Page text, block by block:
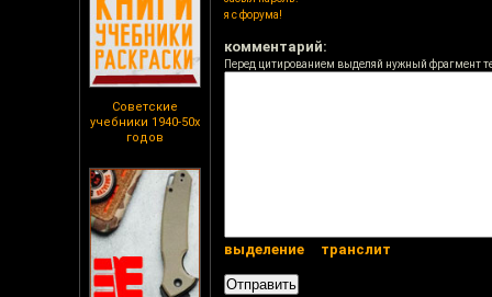
Советские
учебники 1940-50х
годов
я с форума!
комментарий:
Перед цитированием выделяй нужный фрагмент
выделение транслит